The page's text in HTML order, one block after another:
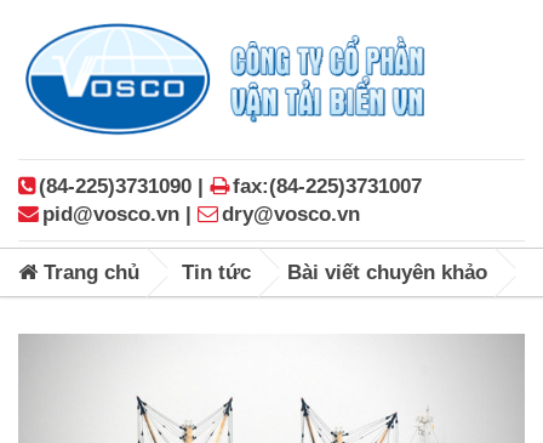
(84-225)3731090 |
fax:(84-225)3731007
pid@vosco.vn |
dry@vosco.vn
Trang chủ Tin tức Bài viết chuyên khảo